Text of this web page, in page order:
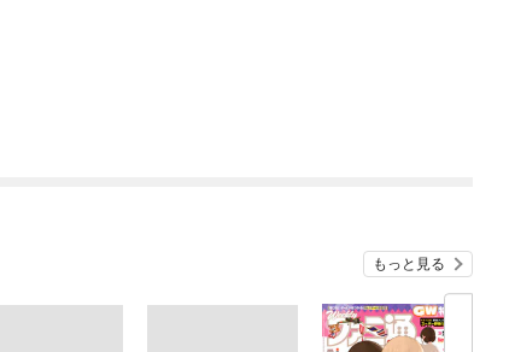
もっと見る